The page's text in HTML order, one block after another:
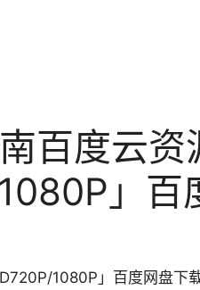
百度云资
」百
1080P」百度网盘下